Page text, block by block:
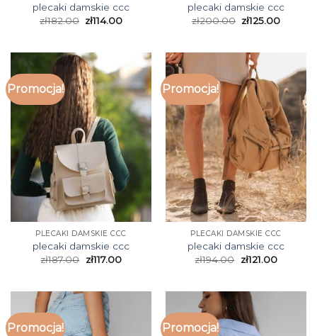
plecaki damskie ccc
zł182.00 zł114.00
plecaki damskie ccc
zł200.00 zł125.00
Promocja!
PLECAKI DAMSKIE CCC
plecaki damskie ccc
zł187.00 zł117.00
Promocja!
PLECAKI DAMSKIE CCC
plecaki damskie ccc
zł194.00 zł121.00
Promocja! Promocja!